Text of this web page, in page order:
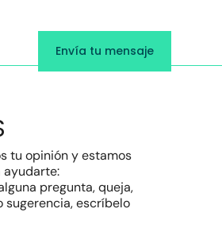
tu opinión y estamos
ayudarte:
pregunta, queja,
sugerencia, escríbelo